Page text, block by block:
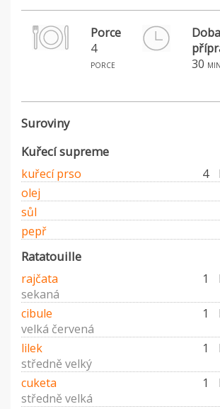
Porce
4
porce
Doba
30
Suroviny
Kuřecí supreme
kuřecí prso 4
olej
sůl
pepř
Ratatouille
rajčata 1
sekaná
cibule
1
velká červená
lilek
1
středně velký
cuketa
1
středně velká